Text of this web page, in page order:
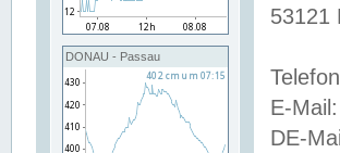
DONAU - Passau
53121
E-
DE-